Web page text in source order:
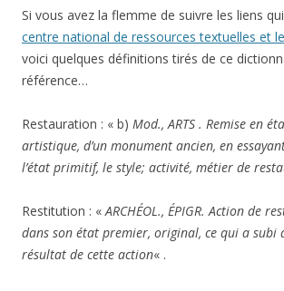
dans son état premier, original, ce qui a subi
résultat de cette action« .
Dénaturer : « 1.
priver de son caractère naturel. (Quasi-
Pour en savoir plus , voir:
Un article de Grégory Vouhé paru dans
Charentesn° 94 (automne 2011) : Le chef-
Guinet, p. 20-23.